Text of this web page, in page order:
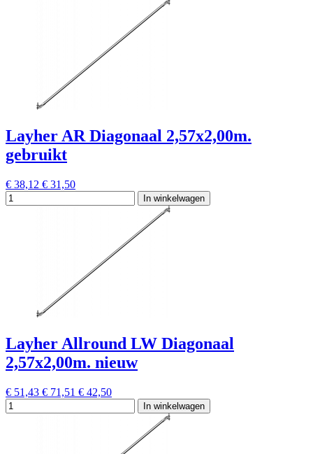
Layher AR Diagonaal 2,57x2,00m.
gebruikt
€ 38,12 € 31,50
In winkelwagen
Layher Allround LW Diagonaal
2,57x2,00m. nieuw
€ 51,43 € 71,51 € 42,50
In winkelwagen